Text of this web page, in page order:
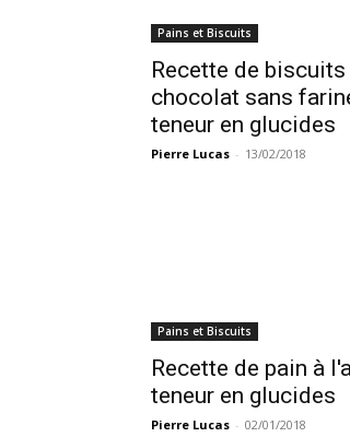
Pains et Biscuits
Recette de
chocolat sans
teneur en glucides
Pierre Lucas - 13/02/2018
Pains et Biscuits
Recette de pain à
teneur en glucides
Pierre Lucas - 02/01/2018